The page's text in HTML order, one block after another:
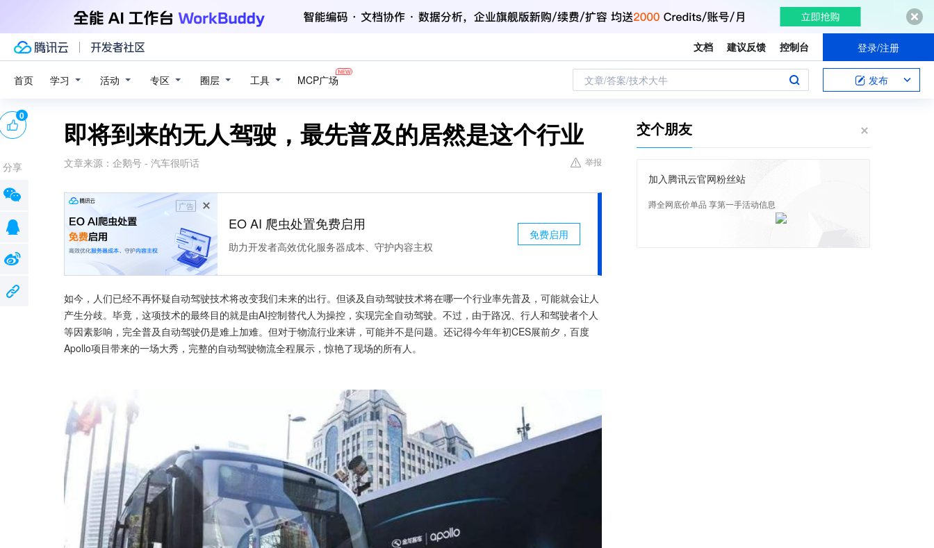
文档 建议反馈 控制台 登录/注册
首页 学习 活动 专区 圈层 工具 MCP广场 文章/答案/技术大牛 发布
即将到来的无人驾驶，最先普及的居然是这个行业
文章来源： 企鹅号 - 汽车很听话 举报
广告
EO AI 爬虫处置免费启用
助力开发者高效优化服务器成本、守护内容主权
免费启用
如今，人们已经不再怀疑自动驾驶技术将改变我们未来的出行。但谈及自动驾驶技术将在哪一个行业率先普及，可能就会让人
产生分歧。毕竟，这项技术的最终目的就是由AI控制替代人为操控，实现完全自动驾驶。不过，由于路况、行人和驾驶者个人
等因素影响，完全普及自动驾驶仍是难上加难。但对于物流行业来讲，可能并不是问题。还记得今年年初CES展前夕，百度
Apollo项目带来的一场大秀，完整的自动驾驶物流全程展示，惊艳了现场的所有人。
0
分享
交个朋友
加入腾讯云官网粉丝站
蹲全网底价单品 享第一手活动信息